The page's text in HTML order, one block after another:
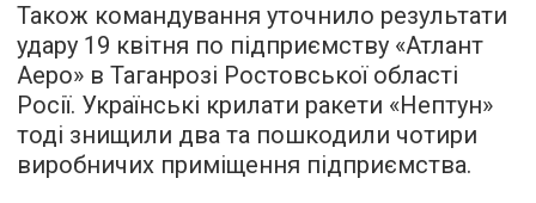
Також командування уточнило результати
удару 19 квітня по підприємству «Атлант
Аеро» в Таганрозі Ростовської області
Росії. Українські крилати ракети «Нептун»
тоді знищили два та пошкодили чотири
виробничих приміщення підприємства.